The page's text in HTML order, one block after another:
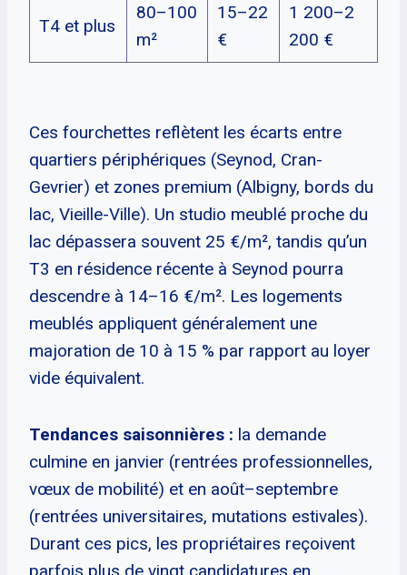
T4 et plus
80–100
m²
15–22
€
1 200–2
200 €
Ces fourchettes reflètent les écarts entre
quartiers périphériques (Seynod, Cran-
Gevrier) et zones premium (Albigny, bords du
lac, Vieille-Ville). Un studio meublé proche du
lac dépassera souvent 25 €/m², tandis qu’un
T3 en résidence récente à Seynod pourra
descendre à 14–16 €/m². Les logements
meublés appliquent généralement une
majoration de 10 à 15 % par rapport au loyer
vide équivalent.
Tendances saisonnières : la demande
culmine en janvier (rentrées professionnelles,
vœux de mobilité) et en août–septembre
(rentrées universitaires, mutations estivales).
Durant ces pics, les propriétaires reçoivent
parfois plus de vingt candidatures en